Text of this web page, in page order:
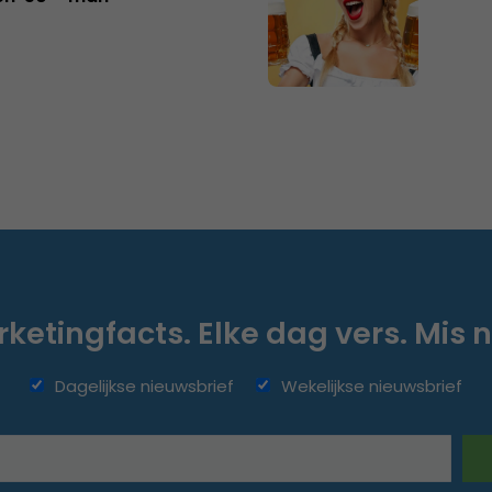
Elke dag vers. Mis
Dagelijkse nieuwsbrief Wekelijkse nieuwsbrief